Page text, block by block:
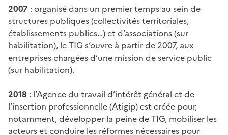
2007 : organisé dans un premier temps au sein de
structures publiques (collectivités territoriales,
établissements publics…) et d’associations (sur
habilitation), le TIG s’ouvre à partir de 2007, aux
entreprises chargées d’une mission de service public
(sur habilitation).
2018 : l’Agence du travail d’intérêt général et de
l’insertion professionnelle (Atigip) est créée pour,
notamment, développer la peine de TIG, mobiliser les
acteurs et conduire les réformes nécessaires pour